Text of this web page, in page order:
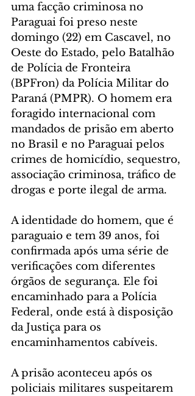
uma facção criminosa no
Paraguai foi preso neste
domingo (22) em Cascavel, no
Oeste do Estado, pelo Batalhão
de Polícia de Fronteira
(BPFron) da Polícia Militar do
Paraná (PMPR). O homem era
foragido internacional com
mandados de prisão em aberto
no Brasil e no Paraguai pelos
crimes de homicídio, sequestro,
associação criminosa, tráfico de
drogas e porte ilegal de arma.
A identidade do homem, que é
paraguaio e tem 39 anos, foi
confirmada após uma série de
verificações com diferentes
órgãos de segurança. Ele foi
encaminhado para a Polícia
Federal, onde está à disposição
da Justiça para os
encaminhamentos cabíveis.
A prisão aconteceu após os
policiais militares suspeitarem